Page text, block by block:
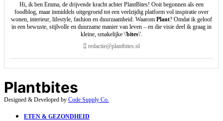
Hi, ik ben Emma, de drijvende kracht achter PlantBites! Ooit begonnen als een
foodblog, maar inmiddels uitgegroeid tot een veelzijdig platform vol inspiratie over
wonen, interieur, lifestyle, fashion en duurzaamheid. Waarom Plant? Omdat ik geloof
in een bewuste, stijlvolle en duurzame manier van leven – en die visie deel ik graag in
kleine, smakelijke \'bites\'.
redactie@plantbites.nl
Plantbites
Designed & Developed by Code Supply Co.
ETEN & GEZONDHEID